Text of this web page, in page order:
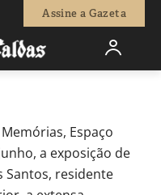
Assine a Gazeta
0
Espaço
a exposição de
Santos, residente